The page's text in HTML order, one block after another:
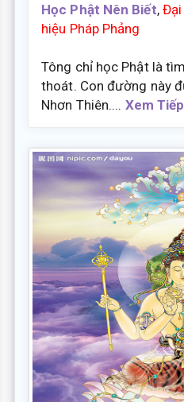
Học Phật Nên Biết, Đại
hiệu Pháp Phảng
Tông chỉ học Phật là
thoát. Con đường này
Nhơn Thiên.... Xem Tiếp